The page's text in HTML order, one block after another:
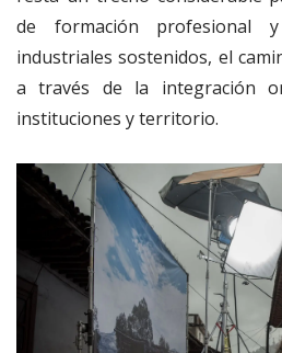
de formación profesional y
industriales sostenidos, el
a través de la integración
instituciones y territorio.